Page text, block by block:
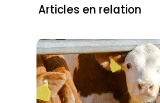
Articles en relation